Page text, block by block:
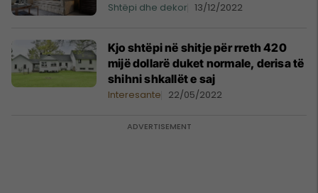
Shtëpi dhe dekor 13/12/2022
Kjo shtëpi në shitje për rreth 420
mijë dollarë duket normale, derisa të
shihni shkallët e saj
Interesante 22/05/2022